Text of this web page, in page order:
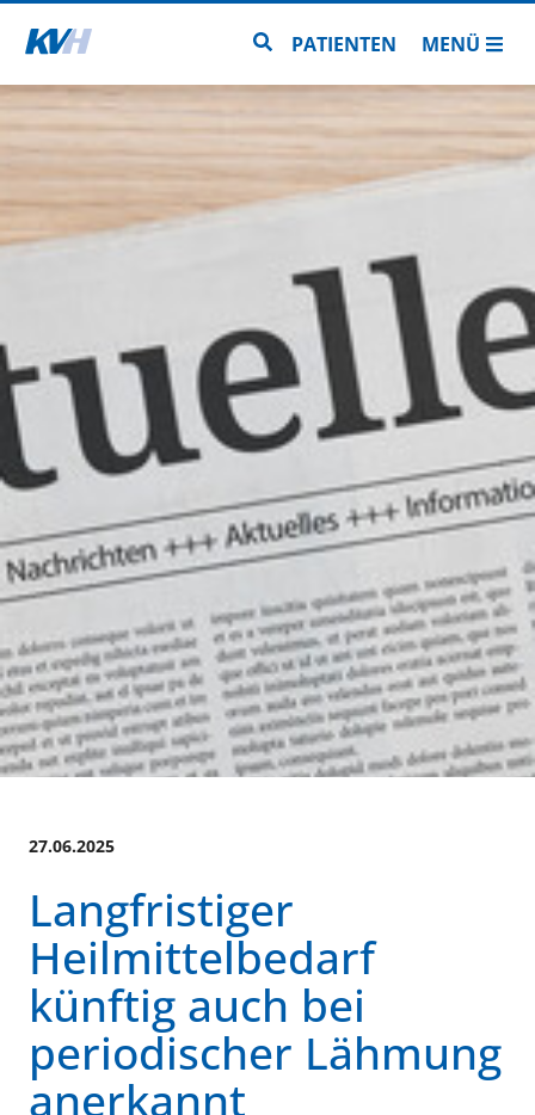
Zur Startseite Zur Seitensuche
PATIENTEN MENÜ
27.06.2025
Langfristiger
Heilmittelbedarf
künftig auch bei
periodischer Lähmung
anerkannt